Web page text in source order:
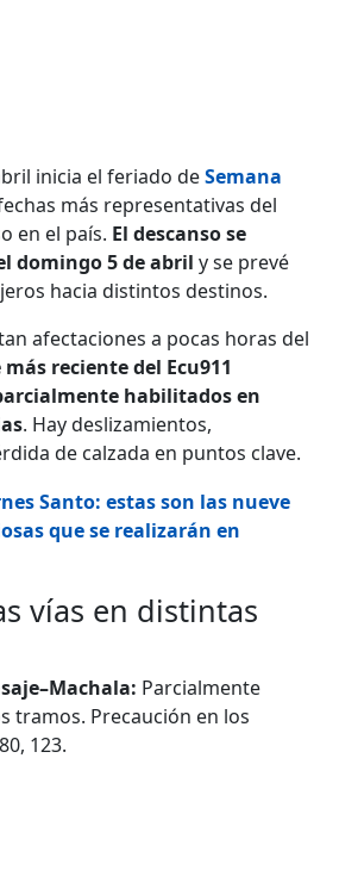
inicia el feriado deSemana
más representativas del
en el país. El descanso se
domingo 5 de abrily se prevé
hacia distintos destinos.
afectaciones a pocas horas del
reciente del Ecu911
habilitados en
. Hay deslizamientos,
de calzada en puntos clave.
Santo: estas son las nueve
que se realizarán en
vías en distintas
Parcialmente
tramos. Precaución en los
123.